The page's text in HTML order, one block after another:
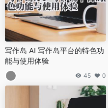
写作岛 AI 写作岛平台的特色功
能与使用体验
45 0